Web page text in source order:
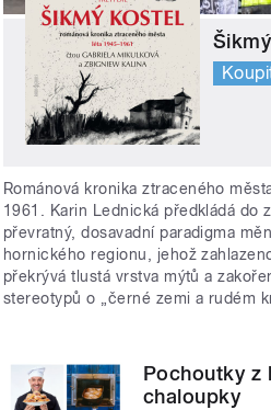
Románová kronika ztraceného
1961. Karin Lednická předkládá do
převratný, dosavadní paradigma
hornického regionu, jehož
překrývá tlustá vrstva mýtů a
stereotypů o „černé zemi a rudém
Pochoutky z
chaloupky